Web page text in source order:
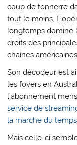
coup de tonnerre
tout le moins.
longtemps dominé
droits des
chaînes
Son décodeur est
les foyers en
l’abonnement
service de
la marche du temps
Mais celle-ci